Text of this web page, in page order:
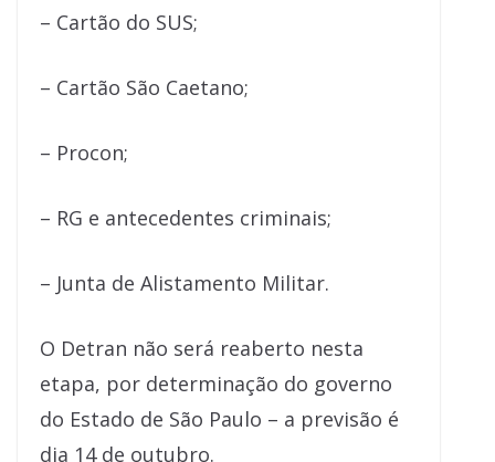
– Cartão do SUS;
– Cartão São Caetano;
– Procon;
– RG e antecedentes criminais;
– Junta de Alistamento Militar.
O Detran não será reaberto nesta
etapa, por determinação do governo
do Estado de São Paulo – a previsão é
dia 14 de outubro.